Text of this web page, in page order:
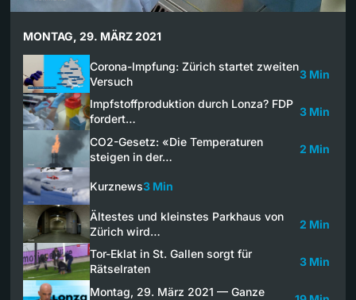
MONTAG, 29. MÄRZ 2021
Corona-Impfung: Zürich startet zweiten
Versuch
3 Min
Impfstoffproduktion durch Lonza? FDP
fordert…
3 Min
CO2-Gesetz: «Die Temperaturen
steigen in der…
2 Min
Kurznews3 Min
Ältestes und kleinstes Parkhaus von
Zürich wird…
2 Min
Tor-Eklat in St. Gallen sorgt für
Rätselraten
3 Min
Montag, 29. März 2021 — Ganze